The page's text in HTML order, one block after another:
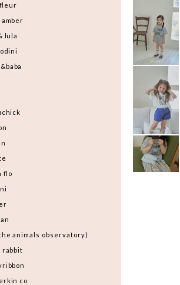
lula
flo
animals observatory)
rabbit
co